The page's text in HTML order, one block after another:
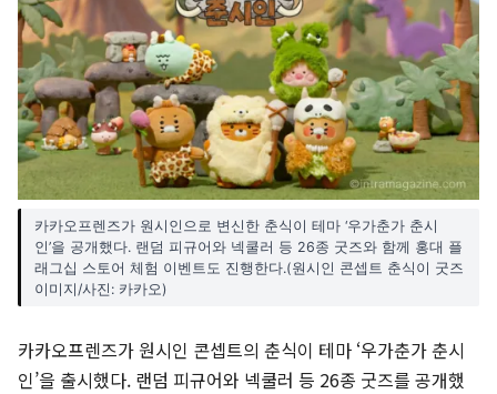
카카오프렌즈가 원시인으로 변신한 춘식이 테마 ‘우가춘가 춘시
인’을 공개했다. 랜덤 피규어와 넥쿨러 등 26종 굿즈와 함께 홍대 플
래그십 스토어 체험 이벤트도 진행한다.(원시인 콘셉트 춘식이 굿즈
이미지/사진: 카카오)
카카오프렌즈가 원시인 콘셉트의 춘식이 테마 ‘우가춘가 춘시
인’을 출시했다. 랜덤 피규어와 넥쿨러 등 26종 굿즈를 공개했